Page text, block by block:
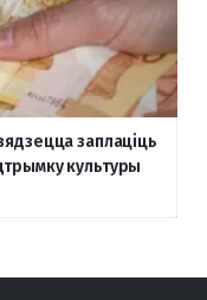
заплаціць
культуры